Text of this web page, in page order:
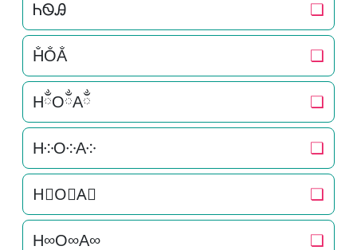
ᏂᏫᎯ ❏
H̐O̐A̐ ❏
HྂOྂAྂ ❏
H༶O༶A༶ ❏
H⃕O⃕A⃕ ❏
H∞O∞A∞ ❏